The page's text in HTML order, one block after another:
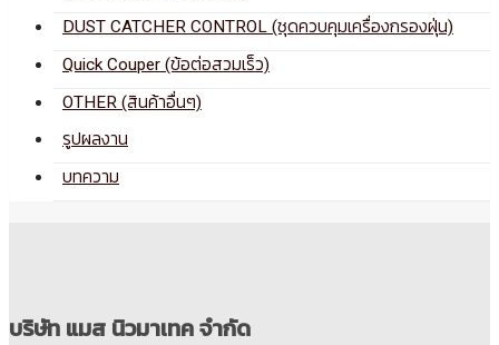
DUST CATCHER CONTROL (ชุดควบคุมเครื่องกรองฝุ่น)
Quick Couper (ข้อต่อสวมเร็ว)
OTHER (สินค้าอื่นๆ)
รูปผลงาน
บทความ
บริษัท แมส นิวมาเทค จำกัด